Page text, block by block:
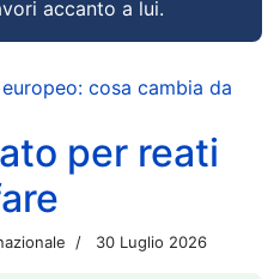
accanto a lui.
cosa cambia da
per reati
30 Luglio 2026